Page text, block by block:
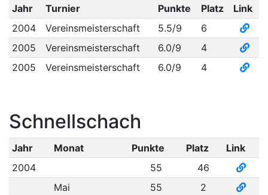
Jahr Turnier Punkte Platz
Link
2004
Vereinsmeisterschaft 5.5/9
6
2005
Vereinsmeisterschaft 6.0/9
4
2005
Vereinsmeisterschaft 6.0/9 4
Schnellschach
Jahr Monat Punkte Platz
Link
2004
55
46
Mai
55
2